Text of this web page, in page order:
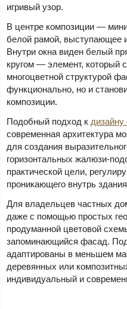
игривый узор.
В центре композиции —
белой рамой, выступающее
Внутри окна виден белый
кругом — элемент, который
многоцветной структурой
функционально, но и
композиции.
Подобный подход к
современная архитектура
для создания
горизонтальных жалюзи-
практической цели,
проникающего внутрь
Для владельцев частных
даже с помощью простых
продуманной цветовой
запоминающийся фасад.
адаптированы в меньшем
деревянных или
индивидуальный и